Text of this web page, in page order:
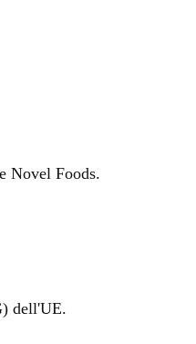
Novel Foods.
dell'UE.